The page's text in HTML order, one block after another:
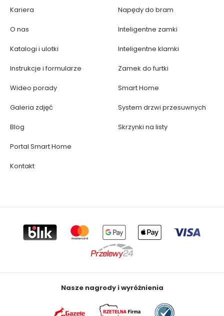
Kariera
O nas
Katalogi i ulotki
Instrukcje i formularze
Wideo porady
Galeria zdjęć
Blog
Portal Smart Home
Kontakt
Napędy do bram
Inteligentne zamki
Inteligentne klamki
Zamek do furtki
Smart Home
System drzwi przesuwnych
Skrzynki na listy
Nasze nagrody i wyróżnienia